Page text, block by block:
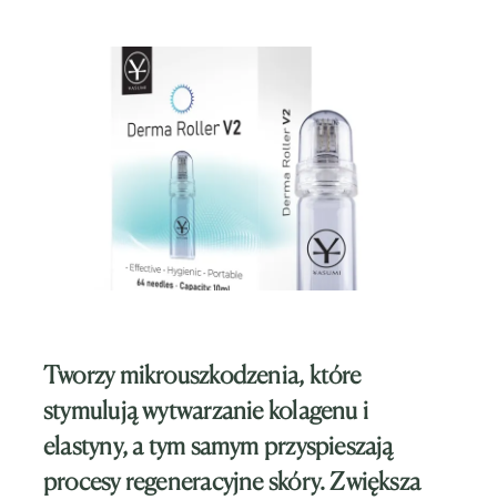
Tworzy mikrouszkodzenia, które
stymulują wytwarzanie kolagenu i
elastyny, a tym samym przyspieszają
procesy regeneracyjne skóry. Zwiększa